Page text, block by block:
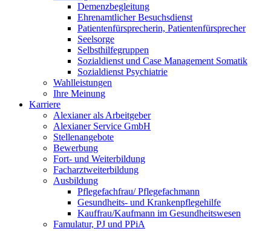
Demenzbegleitung
Ehrenamtlicher Besuchsdienst
Patientenfürsprecherin, Patientenfürsprecher
Seelsorge
Selbsthilfegruppen
Sozialdienst und Case Management Somatik
Sozialdienst Psychiatrie
Wahlleistungen
Ihre Meinung
Karriere
Alexianer als Arbeitgeber
Alexianer Service GmbH
Stellenangebote
Bewerbung
Fort- und Weiterbildung
Facharztweiterbildung
Ausbildung
Pflegefachfrau/ Pflegefachmann
Gesundheits- und Krankenpflegehilfe
Kauffrau/Kaufmann im Gesundheitswesen
Famulatur, PJ und PPiA